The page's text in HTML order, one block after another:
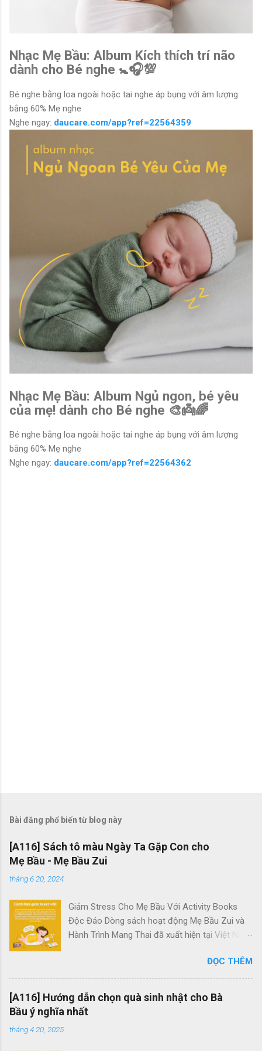
Nhạc Mẹ Bầu: Album Kích thích trí não
dành cho Bé nghe 🚼🎧💯
Bé nghe bằng loa ngoài hoặc tai nghe áp bụng với âm lượng
bằng 60% Mẹ nghe
Nghe ngay: daucare.com/app?ref=22564359
Nhạc Mẹ Bầu: Album Ngủ ngon, bé yêu
của mẹ! dành cho Bé nghe 🎨👼🌈
Bé nghe bằng loa ngoài hoặc tai nghe áp bụng với âm lượng
bằng 60% Mẹ nghe
Nghe ngay: daucare.com/app?ref=22564362
Bài đăng phổ biến từ blog này
[A116] Sách tô màu Ngày Ta Gặp Con cho
Mẹ Bầu - Mẹ Bầu Zui
tháng 6 20, 2024
Giảm Stress Cho Mẹ Bầu Với Activity Books
Độc Đáo Dòng sách hoạt động Mẹ Bầu Zui và
Hành Trình Mang Thai đã xuất hiện tại Việt Nam
hiệu quả. Chúng là những tác phẩm duy nhất
dành riêng cho các mẹ bầu tại đây. Quên đi
những trang sách dày cộp chữ viết và không
cần lo lắng về kiến thức sâu rộ về thai kỳ, bộ
sách hoạt động này tập trung vào những hoạt
ĐỌC THÊM
[A116] Hướng dẫn chọn quà sinh nhật cho Bà
Bầu ý nghĩa nhất
tháng 4 20, 2025